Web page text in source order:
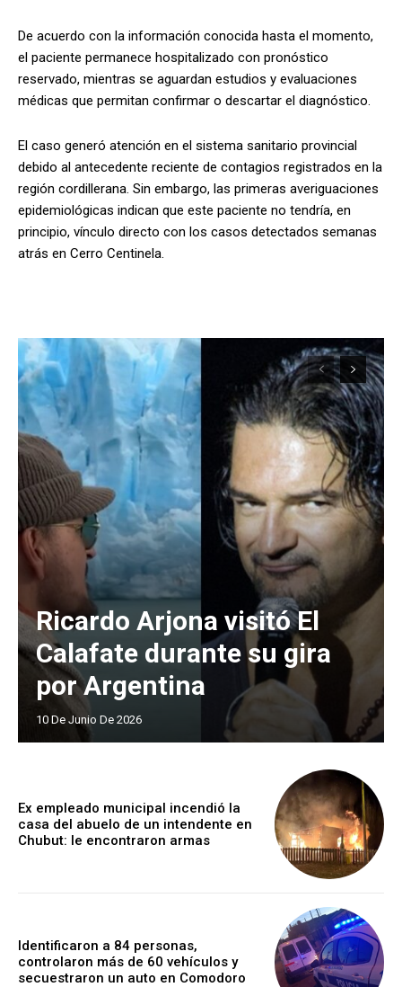
De acuerdo con la información conocida hasta el momento,
el paciente permanece hospitalizado con pronóstico
reservado, mientras se aguardan estudios y evaluaciones
médicas que permitan confirmar o descartar el diagnóstico.
El caso generó atención en el sistema sanitario provincial
debido al antecedente reciente de contagios registrados en la
región cordillerana. Sin embargo, las primeras averiguaciones
epidemiológicas indican que este paciente no tendría, en
principio, vínculo directo con los casos detectados semanas
atrás en Cerro Centinela.
Ricardo Arjona visitó El
Calafate durante su gira
por Argentina
10 De Junio De 2026
Ex empleado municipal incendió la
casa del abuelo de un intendente en
Chubut: le encontraron armas
Identificaron a 84 personas,
controlaron más de 60 vehículos y
secuestraron un auto en Comodoro